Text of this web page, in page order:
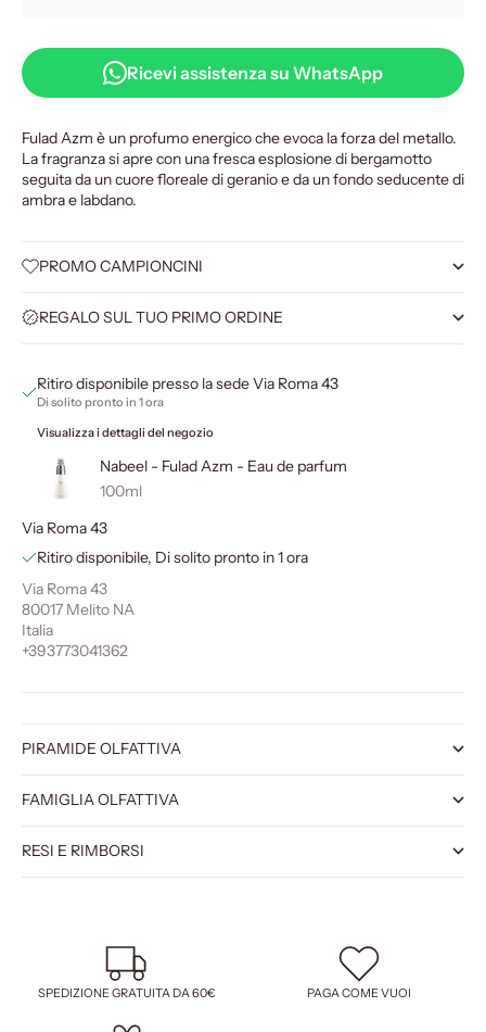
Ricevi assistenza su WhatsApp
Fulad Azm è un profumo energico che evoca la forza del metallo.
La fragranza si apre con una fresca esplosione di bergamotto
seguita da un cuore floreale di geranio e da un fondo seducente di
ambra e labdano.
PROMO CAMPIONCINI
REGALO SUL TUO PRIMO ORDINE
Ritiro disponibile presso la sede Via Roma 43
Di solito pronto in 1 ora
Visualizza i dettagli del negozio
Nabeel - Fulad Azm - Eau de parfum
100ml
Via Roma 43
Ritiro disponibile, Di solito pronto in 1 ora
Via Roma 43
80017 Melito NA
Italia
+393773041362
PIRAMIDE OLFATTIVA
FAMIGLIA OLFATTIVA
RESI E RIMBORSI
SPEDIZIONE GRATUITA DA 60€ PAGA COME VUOI